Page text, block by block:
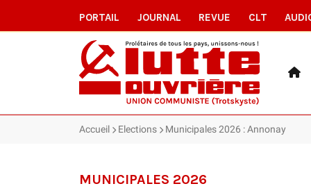
PORTAIL JOURNAL REVUE CLT
Accueil Elections Municipales 2026 : Annonay
MUNICIPALES 2026